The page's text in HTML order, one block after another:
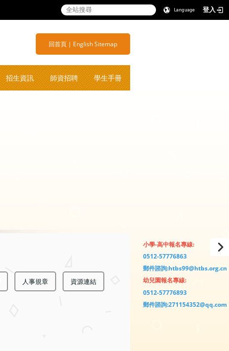
Language 登入
回首頁| English Sitemap
招生資訊 師資招聘 學生手冊
小學-高中報名專線:
0512-57776863
郵件諮詢:htbs99@htbs.org.cn
幼兒園報名專線:
0512-57776893
郵件諮詢:271154352@qq.com
人事規章 資源連結